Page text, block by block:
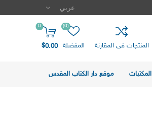
المنتجات فى المقارنة المفضلة
(0)
0
$0.00
المكتبات موقع دار الكتاب المقدس